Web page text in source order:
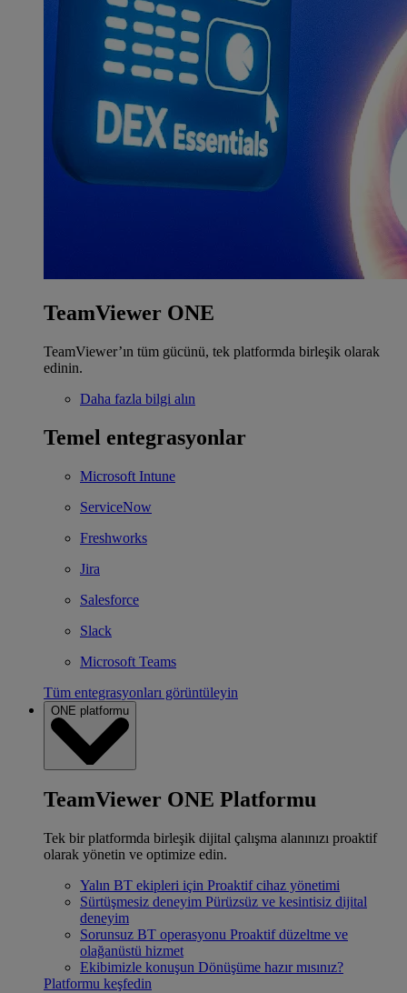
TeamViewer ONE
TeamViewer’ın tüm gücünü, tek platformda birleşik olarak
edinin.
Daha fazla bilgi alın
Temel entegrasyonlar
Microsoft Intune
ServiceNow
Freshworks
Jira
Salesforce
Slack
Microsoft Teams
Tüm entegrasyonları görüntüleyin
ONE platformu
TeamViewer ONE Platformu
Tek bir platformda birleşik dijital çalışma alanınızı proaktif
olarak yönetin ve optimize edin.
Yalın BT ekipleri için Proaktif cihaz yönetimi
Sürtüşmesiz deneyim Pürüzsüz ve kesintisiz dijital
deneyim
Sorunsuz BT operasyonu Proaktif düzeltme ve
olağanüstü hizmet
Ekibimizle konuşun Dönüşüme hazır mısınız?
Platformu keşfedin